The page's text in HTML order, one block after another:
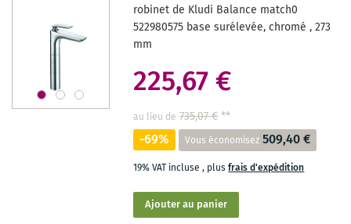
SOUHAITS
robinet de Kludi Balance match0
522980575 base surélevée, chromé , 273
mm
225,67 €
au lieu de 735,07 €**
-69% Vous économisez 509,40 €
19% VAT incluse, plusfrais d'expédition
Ajouter au panier